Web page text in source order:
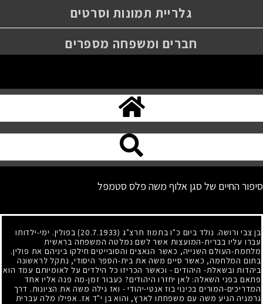
גלריית תמונות וסרטים
חברים ומשפחה מספרים
סיפור החיים של סגן אלוף משה פלס סטמפל
בן צבי ורושה. נולד ביום כ"ו בתמוז תרצ"ג (20.7.1933)
בפולין. ימי-ילדותו
עברו עליו בברית-המועצות אשר לשם נמלטה המשפחה בראשית
מלחמת-העולם השנייה, כאשר הנאצים והסובייטים חילקו ביניהם את פולין.
בתום המלחמה, כאשר סיים משה את בית-הספר היסודי, נתקל לראשונה
ביהדות ובשאלת- היהודים - וכאשר הכריזו כל הילדים על לאומיותם עמד הוא
פתאם בפני השאלה: לאן יחזרו היהודים? כעבור זמן-מה פנה אליו אחד
המדריכים-המורים בכינוי בוז אנטי-יהודי - ואז גילה משה את הציונות. דרך
גרמניה הגיע משה עם משפחתו לארץ, והוא בן י"ד אז. אפילו מלה עברית